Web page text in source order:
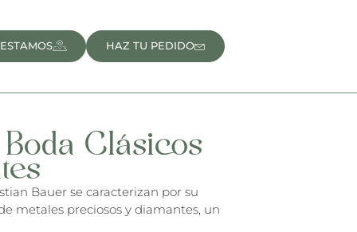
HAZ TU PEDIDO
Clásicos
Bauer se caracterizan por su
metales preciosos y diamantes, un